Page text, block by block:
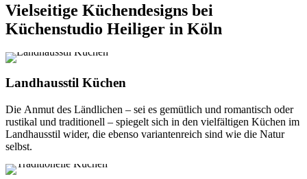
Vielseitige Küchendesigns bei
Küchenstudio Heiliger in Köln
Landhausstil Küchen
Die Anmut des Ländlichen – sei es gemütlich und romantisch oder
rustikal und traditionell – spiegelt sich in den vielfältigen Küchen im
Landhausstil wider, die ebenso variantenreich sind wie die Natur
selbst.